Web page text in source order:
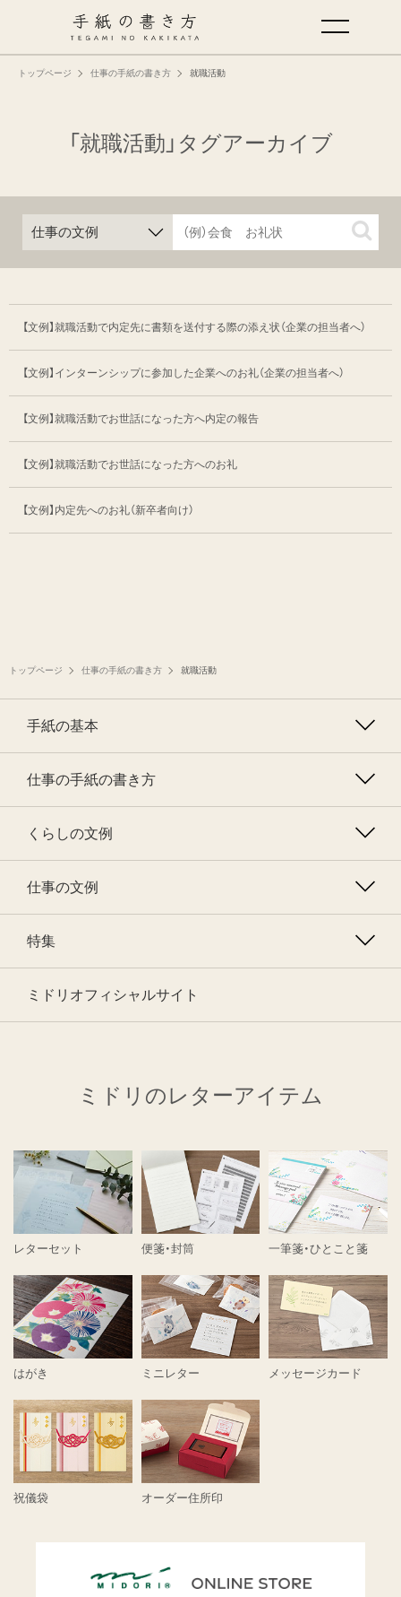
トップページ 仕事の手紙の書き方 就職活動
「就職活動」タグアーカイブ
【文例】就職活動で内定先に書類を送付する際の添え状（企業の担当者へ）
【文例】インターンシップに参加した企業へのお礼（企業の担当者へ）
【文例】就職活動でお世話になった方へ内定の報告
【文例】就職活動でお世話になった方へのお礼
【文例】内定先へのお礼（新卒者向け）
トップページ 仕事の手紙の書き方 就職活動
手紙の基本
仕事の手紙の書き方
くらしの文例
仕事の文例
特集
ミドリオフィシャルサイト
ミドリのレターアイテム
レターセット 便箋・封筒 一筆箋・ひとこと箋
はがき ミニレター メッセージカード
祝儀袋 オーダー住所印
手紙の基本
仕事の手紙の書き方
特集
ミドリオフィシャルサイト